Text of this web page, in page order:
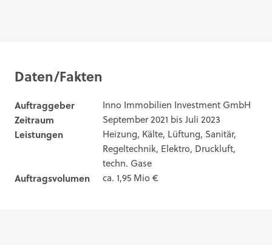
Daten/Fakten
Auftraggeber Inno Immobilien Investment GmbH
Zeitraum September 2021 bis Juli 2023
Leistungen
Heizung, Kälte, Lüftung, Sanitär,
Regeltechnik, Elektro, Druckluft,
techn. Gase
Auftragsvolumen ca. 1,95 Mio €